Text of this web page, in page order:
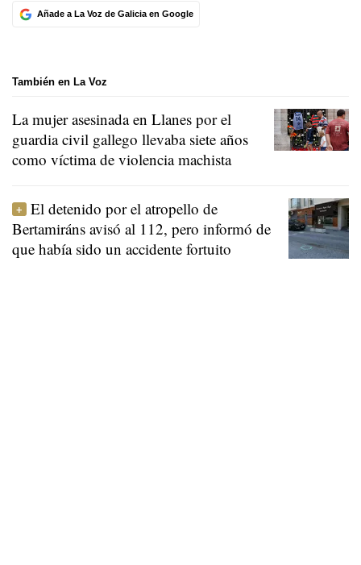
Añade a La Voz de Galicia en Google
También en La Voz
La mujer asesinada en Llanes por el
guardia civil gallego llevaba siete años
como víctima de violencia machista
El detenido por el atropello de
Bertamiráns avisó al 112, pero informó de
que había sido un accidente fortuito